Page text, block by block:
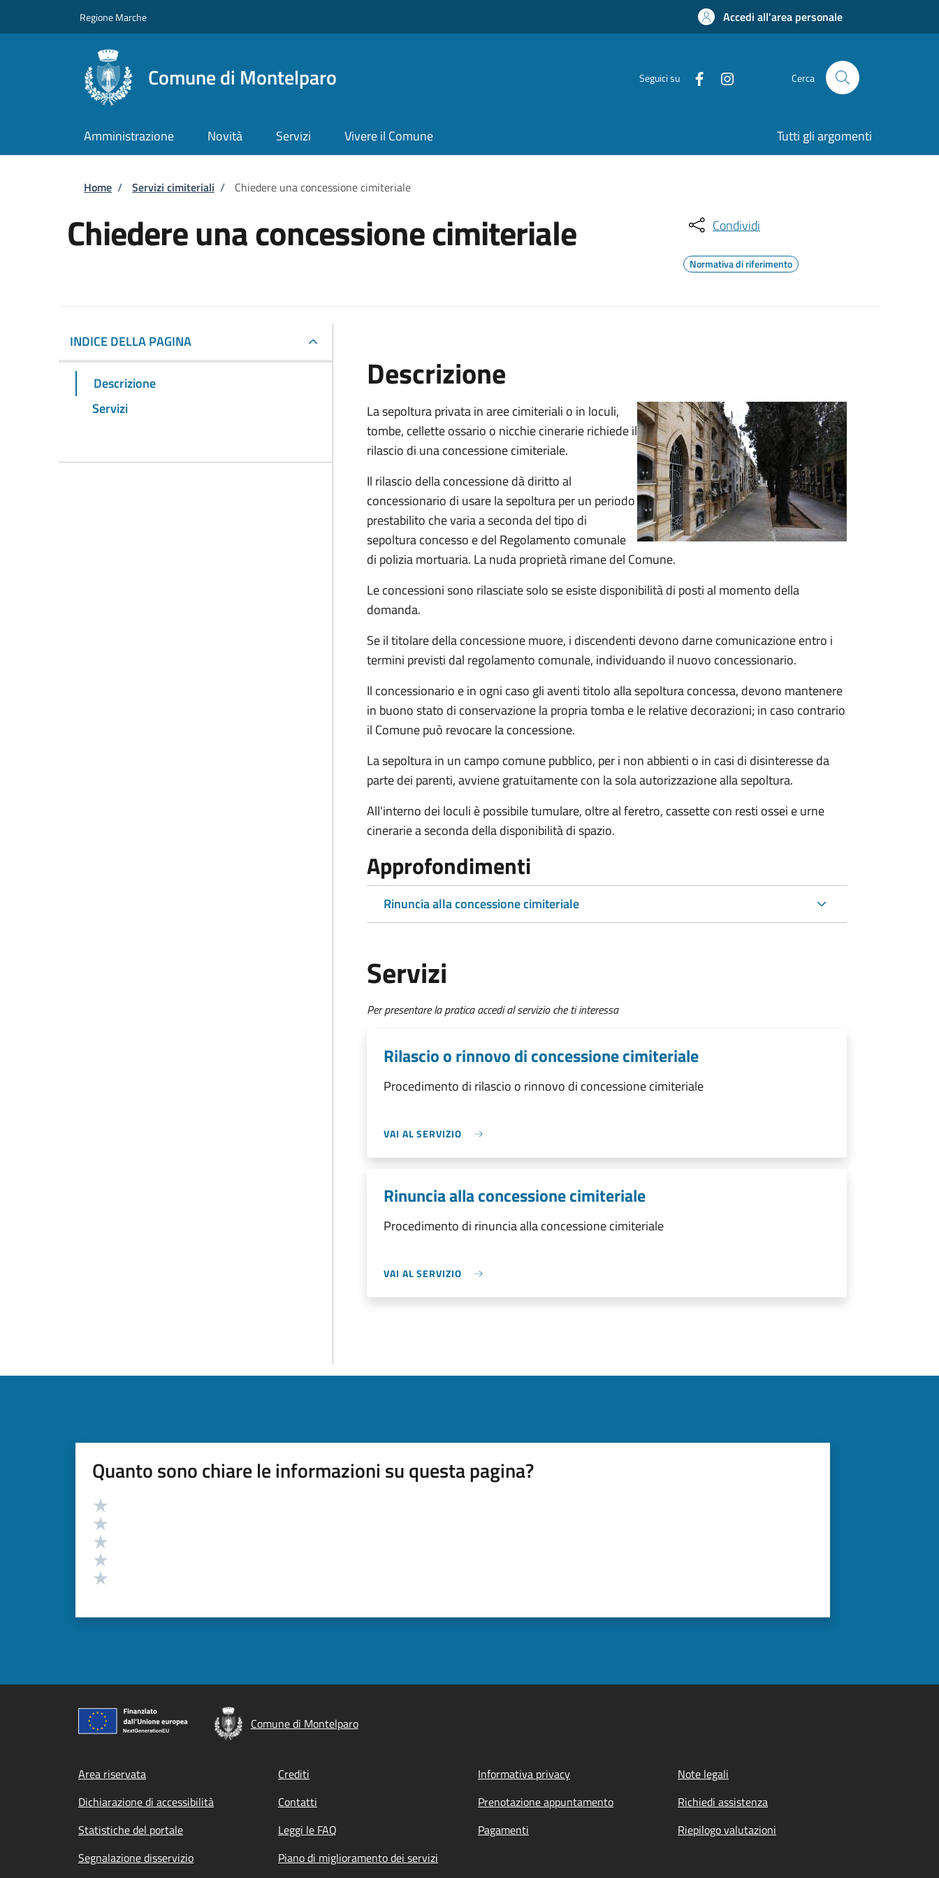
Regione Marche Accedi all'area personale
Comune di Montelparo Seguici su Cerca
Amministrazione Novità Servizi Vivere il Comune Tutti gli argomenti
Briciole di pane
Home / Servizi cimiteriali / Chiedere una concessione cimiteriale
Chiedere una concessione cimiteriale Condividi
Normativa di riferimento
INDICE DELLA PAGINA
Descrizione
Servizi
Descrizione
La sepoltura privata in aree cimiteriali o in loculi,
tombe, cellette ossario o nicchie cinerarie richiede il
rilascio di una concessione cimiteriale.
Il rilascio della concessione dà diritto al
concessionario di usare la sepoltura per un periodo
prestabilito che varia a seconda del tipo di
sepoltura concesso e del Regolamento comunale
di polizia mortuaria. La nuda proprietà rimane del Comune.
Le concessioni sono rilasciate solo se esiste disponibilità di posti al momento della
domanda.
Se il titolare della concessione muore, i discendenti devono darne comunicazione entro i
termini previsti dal regolamento comunale, individuando il nuovo concessionario.
Il concessionario e in ogni caso gli aventi titolo alla sepoltura concessa, devono mantenere
in buono stato di conservazione la propria tomba e le relative decorazioni; in caso contrario
il Comune può revocare la concessione.
La sepoltura in un campo comune pubblico, per i non abbienti o in casi di disinteresse da
parte dei parenti, avviene gratuitamente con la sola autorizzazione alla sepoltura.
All'interno dei loculi è possibile tumulare, oltre al feretro, cassette con resti ossei e urne
cinerarie a seconda della disponibilità di spazio.
Approfondimenti
Rinuncia alla concessione cimiteriale
Servizi
Per presentare la pratica accedi al servizio che ti interessa
Rilascio o rinnovo di concessione cimiteriale
Procedimento di rilascio o rinnovo di concessione cimiteriale
VAI AL SERVIZIO
Rinuncia alla concessione cimiteriale
Procedimento di rinuncia alla concessione cimiteriale
VAI AL SERVIZIO
Quanto sono chiare le informazioni su questa pagina?
Valutazione
Comune di Montelparo
Footer menu
Area riservata Crediti Informativa privacy
Note legali
Dichiarazione di accessibilità
Contatti Prenotazione appuntamento
Richiedi assistenza
Statistiche del portale
Leggi le FAQ Pagamenti
Riepilogo valutazioni
Segnalazione disservizio
Piano di miglioramento dei servizi